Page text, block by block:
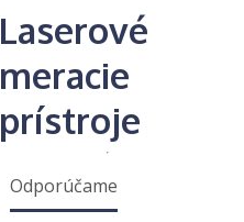
Laserové
meracie
prístroje
Odporúčame